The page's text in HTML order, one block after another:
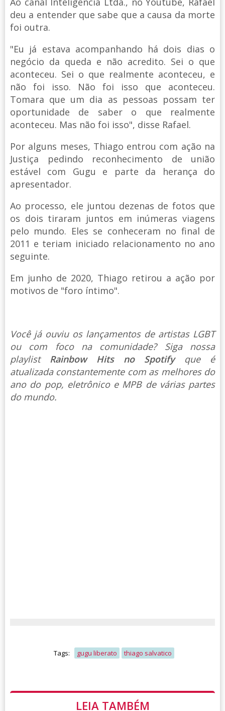
deu a entender que sabe que a causa da morte
foi outra.
"Eu já estava acompanhando há dois dias o
negócio da queda e não acredito. Sei o que
aconteceu. Sei o que realmente aconteceu, e
não foi isso. Não foi isso que aconteceu.
Tomara que um dia as pessoas possam ter
oportunidade de saber o que realmente
aconteceu. Mas não foi isso", disse Rafael.
Por alguns meses, Thiago entrou com ação na
Justiça pedindo reconhecimento de união
estável com Gugu e parte da herança do
apresentador.
Ao processo, ele juntou dezenas de fotos que
os dois tiraram juntos em inúmeras viagens
pelo mundo. Eles se conheceram no final de
2011 e teriam iniciado relacionamento no ano
seguinte.
Em junho de 2020, Thiago retirou a ação por
motivos de "foro íntimo".
Você já ouviu os lançamentos de artistas LGBT
ou com foco na comunidade? Siga nossa
playlist Rainbow Hits no Spotify que é
atualizada constantemente com as melhores do
ano do pop, eletrônico e MPB de várias partes
do mundo.
Tags: gugu liberato thiago salvatico
LEIA TAMBÉM